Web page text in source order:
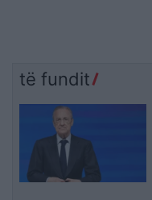
të fundit